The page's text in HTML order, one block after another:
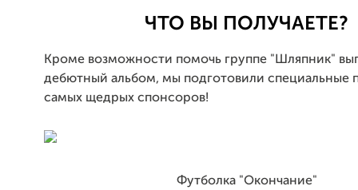
ЧТО ВЫ ПОЛУЧАЕТЕ?
Кроме возможности помочь группе "Шляпник"
дебютный альбом, мы подготовили специальные
самых щедрых спонсоров!
Футболка "Окончание"